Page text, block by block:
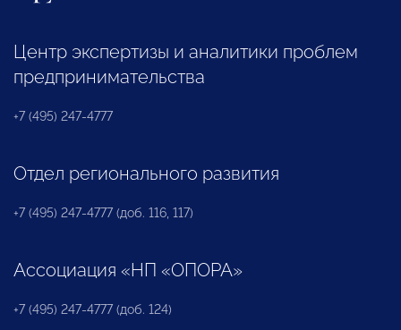
Центр экспертизы и аналитики проблем
предпринимательства
+7 (495) 247-4777
Отдел регионального развития
+7 (495) 247-4777 (доб. 116, 117)
Ассоциация «НП «ОПОРА»
+7 (495) 247-4777 (доб. 124)